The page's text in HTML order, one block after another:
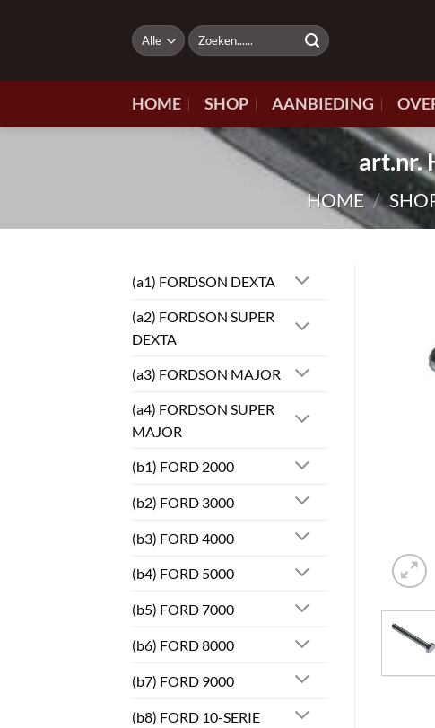
Zoeken
naar:
HOME SHOP AANBIEDING
art.nr.
HOME /
(a1) FORDSON DEXTA
(a2) FORDSON SUPER
DEXTA
(a3) FORDSON MAJOR
(a4) FORDSON SUPER
MAJOR
(b1) FORD 2000
(b2) FORD 3000
(b3) FORD 4000
(b4) FORD 5000
(b5) FORD 7000
(b6) FORD 8000
(b7) FORD 9000
(b8) FORD 10-SERIE